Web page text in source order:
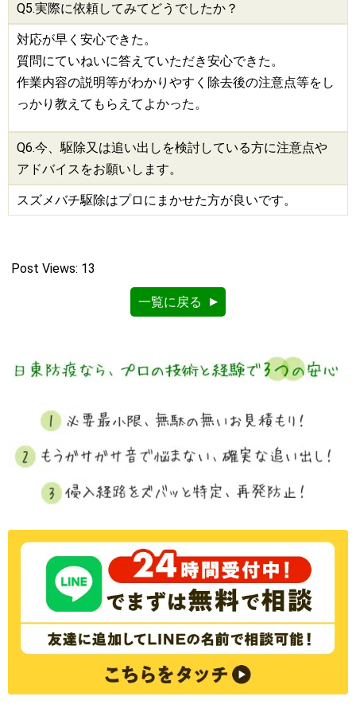
Q5.実際に依頼してみてどうでしたか？
対応が早く安心できた。
質問にていねいに答えていただき安心できた。
作業内容の説明等がわかりやすく除去後の注意点等をし
っかり教えてもらえてよかった。
Q6.今、駆除又は追い出しを検討している方に注意点や
アドバイスをお願いします。
スズメバチ駆除はプロにまかせた方が良いです。
Post Views: 13
一覧に戻る